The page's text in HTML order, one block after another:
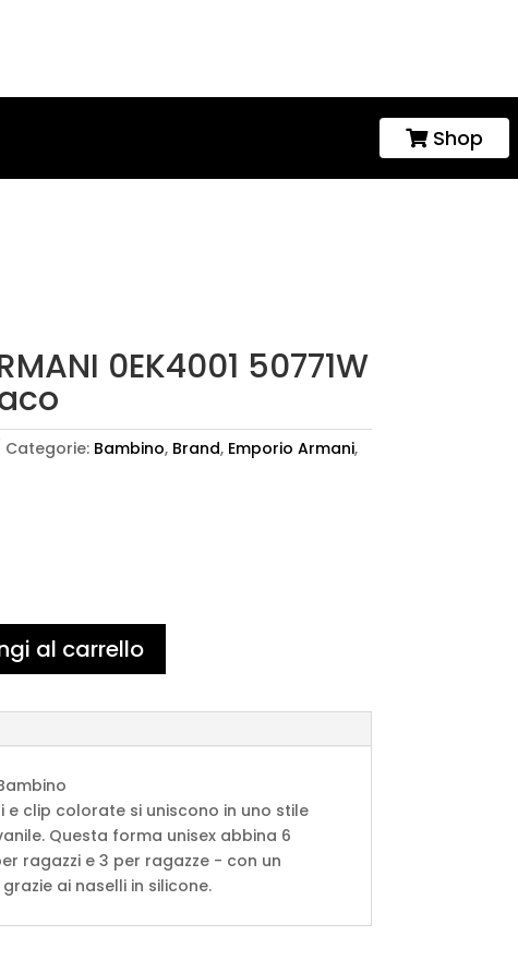
 Shop
0EK4001 50771W
Categorie: Bambino, Brand, Emporio Armani,
al carrello
e clip colorate si uniscono in uno stile
Questa forma unisex abbina 6
ragazzi e 3 per ragazze - con un
ai naselli in silicone.